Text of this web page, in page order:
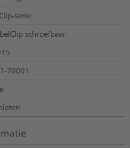
serie
schroefbaar
70001